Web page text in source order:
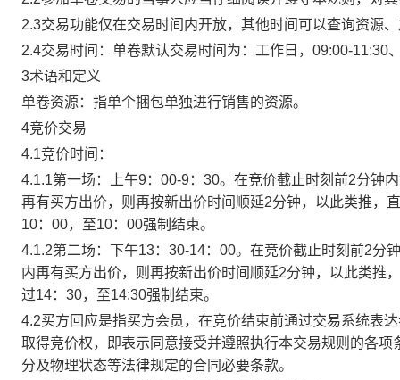
2.3交易功能仅在交易时间内开放，其他时间可以查询资源
2.4交易时间：单卷默认交易时间为：工作日，09:00-11:30
3术语和定义
单卷资源：指单个捆包单独进行销售的资源。
4竞价交易
4.1竞价时间：
4.1.1第一场：上午9：00-9：30。在竞价截止时刻前2分钟
再有买方出价，则再按新出价时间顺延2分钟，以此类推，
10：00，至10：00强制结束。
4.1.2第二场：下午13：30-14：00。在竞价截止时刻前2分
内再有买方出价，则再按新出价时间顺延2分钟，以此类推
过14：30，至14:30强制结束。
4.2买方回应是指买方会员，在竞价结束前通过交易系统表
取得竞价权，即表示同意接受并遵照执行本交易规则的各
分及物理状态等法律规定的合同必要条款。